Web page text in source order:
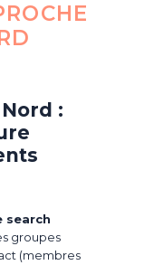
:
search
groupes
(membres